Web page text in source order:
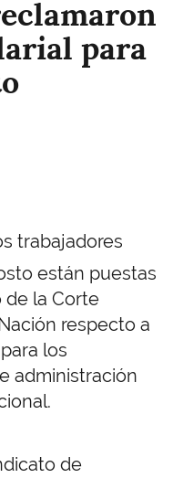
para
trabajadores
están puestas
de la Corte
respecto a
los
administración
de